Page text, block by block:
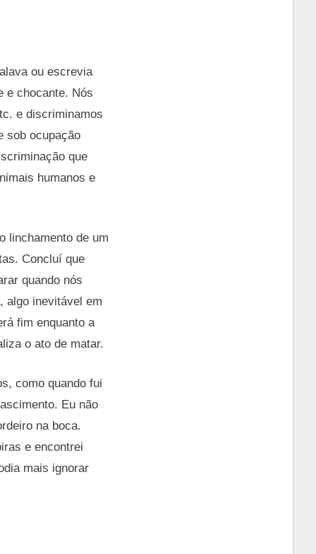
ou escrevia
e chocante. Nós
e discriminamos
sob ocupação
que
humanos e
linchamento de um
Concluí que
quando nós
algo inevitável em
fim enquanto a
o ato de matar.
como quando fui
Eu não
na boca.
e encontrei
mais ignorar